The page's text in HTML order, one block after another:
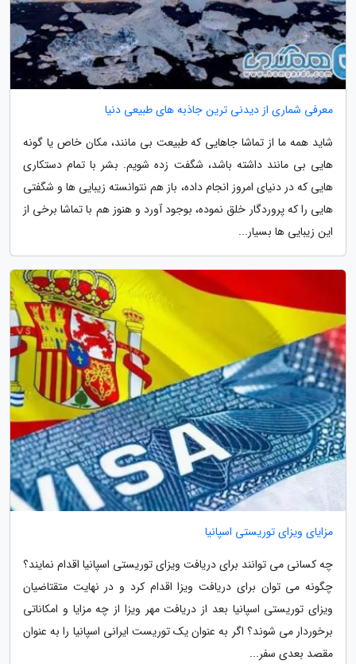
معرفی شماری از دیدنی ترین جاذبه های طبیعی دنیا
شاید همه ما از تماشا جاهایی که طبیعت بی مانند، مکان خاص یا گونه
هایی بی مانند داشته باشد، شگفت زده شویم. بشر با تمام دستکاری
هایی که در دنیای امروز انجام داده، باز هم نتوانسته زیبایی ها و شگفتی
هایی را که پروردگار خلق نموده، بوجود آورد و هنوز هم با تماشا برخی از
این زیبایی ها بسیار...
مزایای ویزای توریستی اسپانیا
چه کسانی می توانند برای دریافت ویزای توریستی اسپانیا اقدام نمایند؟
چگونه می توان برای دریافت ویزا اقدام کرد و در نهایت متقتاضیان
ویزای توریستی اسپانیا بعد از دریافت مهر ویزا از چه مزایا و امکاناتی
برخوردار می شوند؟ اگر به عنوان یک توریست ایرانی اسپانیا را به عنوان
مقصد بعدی سفر...